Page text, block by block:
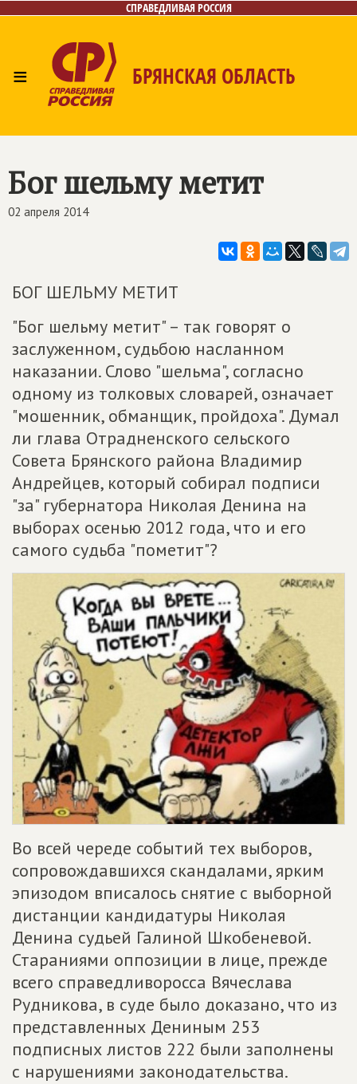
СПРАВЕДЛИВАЯ РОССИЯ
≡ БРЯНСКАЯ ОБЛАСТЬ
Бог шельму метит
02 апреля 2014
БОГ ШЕЛЬМУ МЕТИТ
"Бог шельму метит" – так говорят о
заслуженном, судьбою насланном
наказании. Слово "шельма", согласно
одному из толковых словарей, означает
"мошенник, обманщик, пройдоха". Думал
ли глава Отрадненского сельского
Совета Брянского района Владимир
Андрейцев, который собирал подписи
"за" губернатора Николая Денина на
выборах осенью 2012 года, что и его
самого судьба "пометит"?
Во всей череде событий тех выборов,
сопровождавшихся скандалами, ярким
эпизодом вписалось снятие с выборной
дистанции кандидатуры Николая
Денина судьей Галиной Шкобеневой.
Стараниями оппозиции в лице, прежде
всего справедливоросса Вячеслава
Рудникова, в суде было доказано, что из
представленных Дениным 253
подписных листов 222 были заполнены
с нарушениями законодательства.